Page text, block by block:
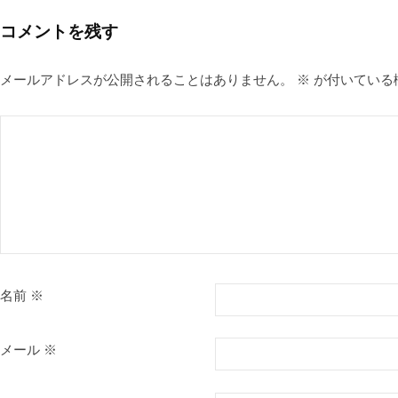
コメントを残す
メールアドレスが公開されることはありません。 ※ が付いている
名前 ※
メール ※